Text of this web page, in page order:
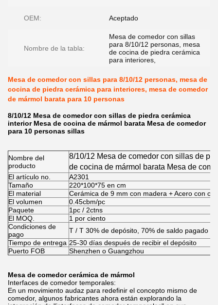
OEM: Aceptado
Nombre de la tabla:
Mesa de comedor con sillas
para 8/10/12 personas, mesa
de cocina de piedra cerámica
para interiores,
Mesa de comedor con sillas para 8/10/12 personas, mesa de
cocina de piedra cerámica para interiores, mesa de comedor
de mármol barata para 10 personas
8/10/12 Mesa de comedor con sillas de piedra cerámica
interior Mesa de cocina de mármol barata Mesa de comedor
para 10 personas sillas
Nombre del
producto
8/10/12 Mesa de comedor con sillas de
de cocina de mármol barata Mesa de
El artículo no.
A2301
Tamaño
220*100*75 en cm
El material
Cerámica de 9 mm con madera + Acero con
El volumen
0.45cbm/pc
Paquete
1pc / 2ctns
El MOQ.
1 por ciento
Condiciones de
pago
T / T 30% de depósito, 70% de saldo pagado
Tiempo de entrega 25-30 días después de recibir el depósito
Puerto FOB
Shenzhen o Guangzhou
Mesa de comedor cerámica de mármol
Interfaces de comedor temporales:
En un movimiento audaz para redefinir el concepto mismo de
comedor, algunos fabricantes ahora están explorando la